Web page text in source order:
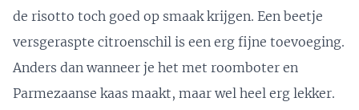
de risotto toch goed op smaak krijgen. Een beetje
versgeraspte citroenschil is een erg fijne toevoeging.
Anders dan wanneer je het met roomboter en
Parmezaanse kaas maakt, maar wel heel erg lekker.